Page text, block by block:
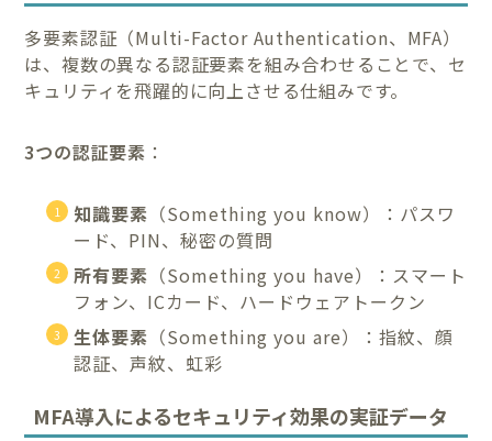
多要素認証（Multi-Factor Authentication、MFA）
は、複数の異なる認証要素を組み合わせることで、セ
キュリティを飛躍的に向上させる仕組みです。
3つの認証要素 ：
知識要素 （Something you know）：パスワ
ード、PIN、秘密の質問
所有要素 （Something you have）：スマート
フォン、ICカード、ハードウェアトークン
生体要素 （Something you are）：指紋、顔
認証、声紋、虹彩
MFA導入によるセキュリティ効果の実証データ